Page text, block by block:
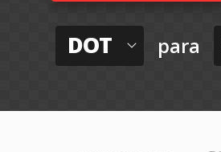
DOT para